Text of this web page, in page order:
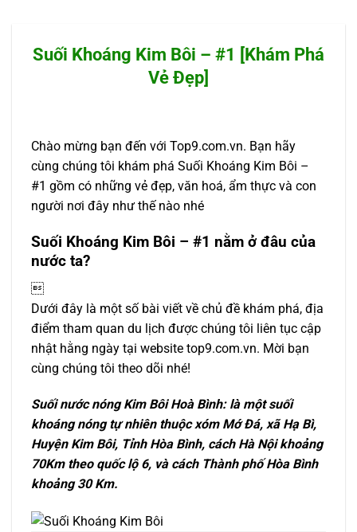
Suối Khoáng Kim Bôi – #1 [Khám Phá
Vẻ Đẹp]
Chào mừng bạn đến với Top9.com.vn. Bạn hãy
cùng chúng tôi khám phá Suối Khoáng Kim Bôi –
#1 gồm có những vẻ đẹp, văn hoá, ẩm thực và con
người nơi đây như thế nào nhé
Suối Khoáng Kim Bôi – #1 nằm ở đâu của
nước ta?

Dưới đây là một số bài viết về chủ đề khám phá, địa
điểm tham quan du lịch được chúng tôi liên tục cập
nhật hằng ngày tại website top9.com.vn. Mời bạn
cùng chúng tôi theo dõi nhé!
Suối nước nóng Kim Bôi Hoà Bình: là một suối
khoáng nóng tự nhiên thuộc xóm Mớ Đá, xã Hạ Bì,
Huyện Kim Bôi, Tỉnh Hòa Bình, cách Hà Nội khoảng
70Km theo quốc lộ 6, và cách Thành phố Hòa Bình
khoảng 30 Km.